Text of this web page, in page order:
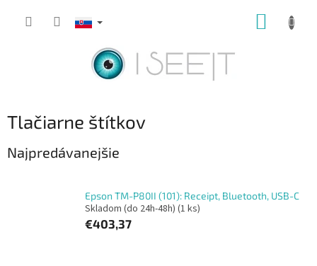
Tlačiarne štítkov
Najpredávanejšie
Epson TM-P80II (101): Receipt, Bluetooth, USB-C
Skladom (do 24h-48h) (1 ks)
€403,37